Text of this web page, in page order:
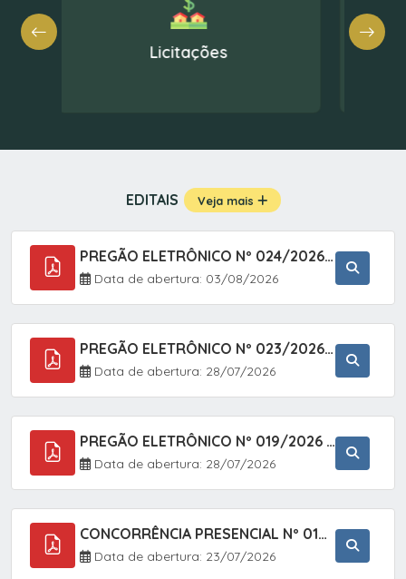
Nota Fiscal Eletrônica
EDITAIS Veja mais
PREGÃO ELETRÔNICO Nº 024/2026 - AQUISIÇÃO DE GÁS MEDICINAL TIPO OXIGÊNIO (1,00 M3, 3,00 M3 E 10,00 M3), EM ATENDIMENTO À SECRETARIA MUNICIPAL DE SAÚDE, ATRAVÉS DO SISTEMA DE REGISTRO DE PREÇOS (SRP)
Data de abertura: 03/08/2026
PREGÃO ELETRÔNICO Nº 023/2026 - AQUISIÇÃO DE ENXOVAL INFANTIL, EM ATENDIMENTO À SECRETARIA MUNICIPAL DE EDUCAÇÃO, ATRAVÉS DO SISTEMA DE REGISTRO DE PREÇOS (SRP).
Data de abertura: 28/07/2026
PREGÃO ELETRÔNICO Nº 019/2026 - ONTRATAÇÃO DE EMPRESA ESPECIALIZADA PARA A PRESTAÇÃO DE SERVIÇOS VETERINÁRIOS CLÍNICOS E CIRÚRGICOS, COM FOCO EM AÇÕES DE SAÚDE PÚBLICA, BEM-ESTAR ANIMAL E CONTROLE POPULACIONAL ÉTICO DE CÃES E GATOS, EM ATENDIMENTO À
Data de abertura: 28/07/2026
CONCORRÊNCIA PRESENCIAL Nº 018/2026 - PAVIMENTAÇÃO ASFÁLTICA NO BAIRRO VOTUPOCA ? ESTRADA DA RAPOSA, NO MUNICÍPIO DE SETE BARRAS/SP
Data de abertura: 23/07/2026